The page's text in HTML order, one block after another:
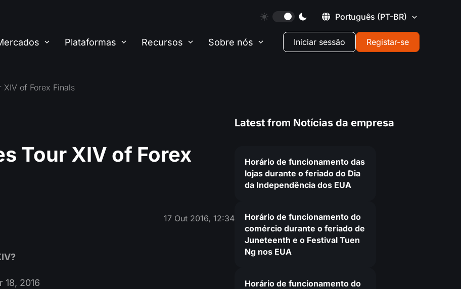
Português (PT-BR)
Plataformas Recursos Sobre nós Iniciar sessão Registar-se
XIV of Forex Finals
Tour XIV of Forex
17 Out 2016, 12:34
2016
Latest from Notícias da empresa
Horário de funcionamento das
lojas durante o feriado do Dia
da Independência dos EUA
Horário de funcionamento do
comércio durante o feriado de
Juneteenth e o Festival Tuen
Ng nos EUA
Horário de funcionamento do